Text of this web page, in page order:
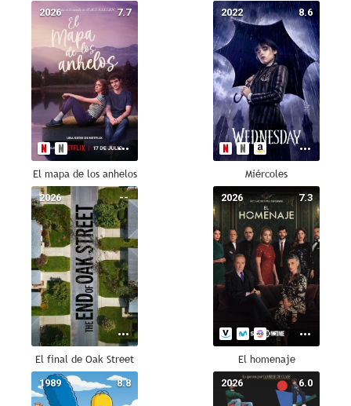
7.7
2026
El mapa de los anhelos
8.6
2022
Miércoles
--
2026
El final de Oak Street
7.3
2026
El homenaje
8.8
1989 6.0
2026